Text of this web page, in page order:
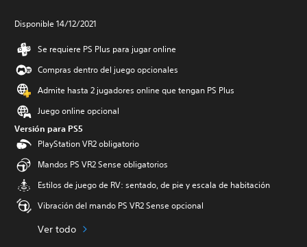
Disponible 14/12/2021
Se requiere PS Plus para jugar online
Compras dentro del juego opcionales
Admite hasta 2 jugadores online que tengan PS Plus
Juego online opcional
Versión para PS5
PlayStation VR2 obligatorio
Mandos PS VR2 Sense obligatorios
Estilos de juego de RV: sentado, de pie y escala de habitación
Vibración del mando PS VR2 Sense opcional
Ver todo